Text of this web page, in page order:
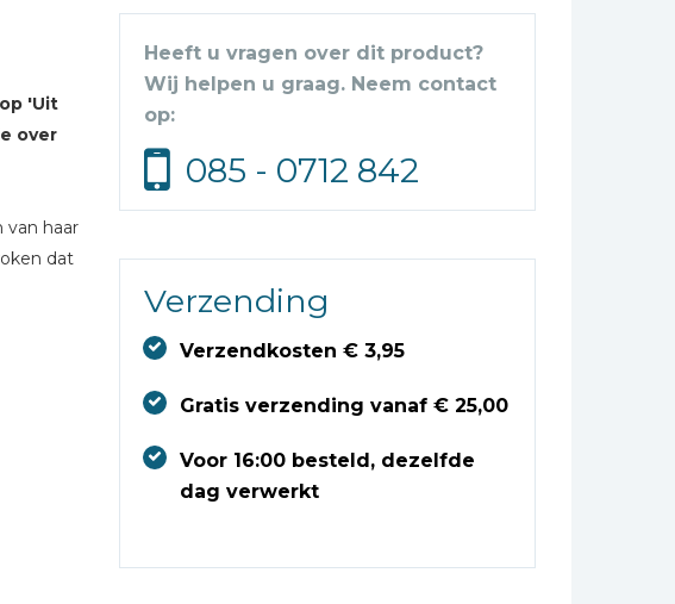
'Uit
over
van haar
dat
de
Heeft u vragen over dit product?
Wij helpen u graag. Neem contact
op:
085 - 0712 842
Verzending
Verzendkosten € 3,95
Gratis verzending vanaf € 25,00
Voor 16:00 besteld, dezelfde
dag verwerkt